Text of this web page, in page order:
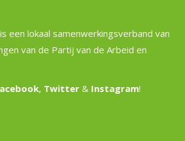
een lokaal samenwerkingsverband van
van de Partij van de Arbeid en
, Twitter & Instagram!